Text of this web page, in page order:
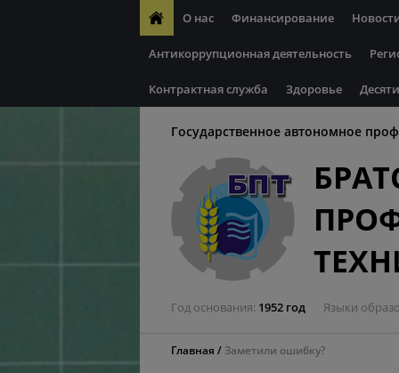
О нас Финансирование
Антикоррупционная деятельность
Контрактная служба Здоровье
Государственное автономное
Год основания 1952 год Языки
Главная Заметили ошибку?